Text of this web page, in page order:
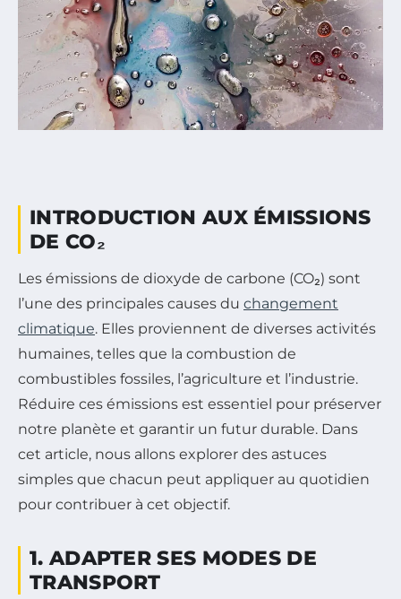
INTRODUCTION AUX ÉMISSIONS
DE CO₂
Les émissions de dioxyde de carbone (CO₂) sont
l’une des principales causes du changement
climatique. Elles proviennent de diverses activités
humaines, telles que la combustion de
combustibles fossiles, l’agriculture et l’industrie.
Réduire ces émissions est essentiel pour préserver
notre planète et garantir un futur durable. Dans
cet article, nous allons explorer des astuces
simples que chacun peut appliquer au quotidien
pour contribuer à cet objectif.
1. ADAPTER SES MODES DE
TRANSPORT